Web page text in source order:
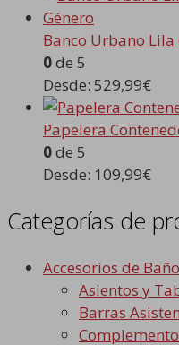
Banco Urbano
0de 5
Desde: 529,99€
Papelera
0de 5
Desde: 109,99€
Categorías de
Accesorios de Baño
Asientos y
Barras